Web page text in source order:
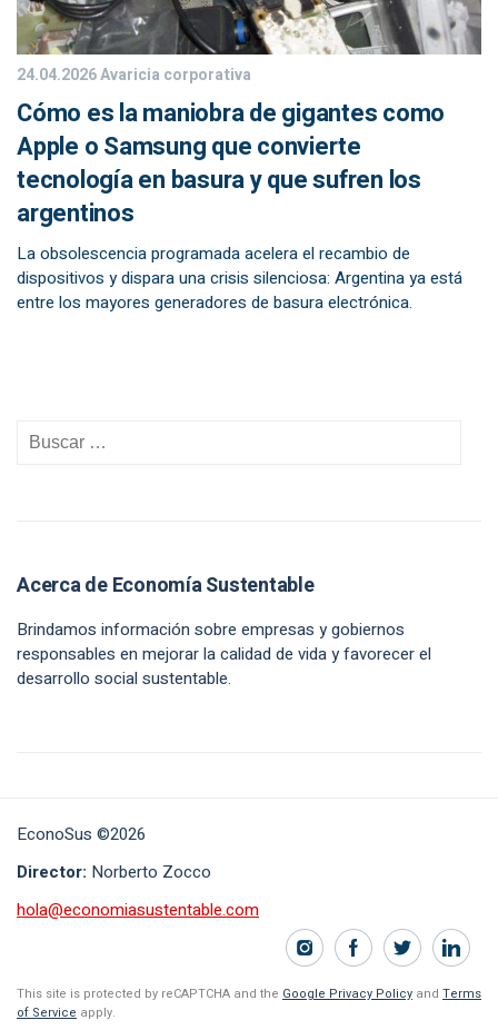
24.04.2026Avaricia corporativa
Cómo es la maniobra de gigantes como
Apple o Samsung que convierte
tecnología en basura y que sufren los
argentinos
La obsolescencia programada acelera el recambio de
dispositivos y dispara una crisis silenciosa: Argentina ya está
entre los mayores generadores de basura electrónica.
Acerca de Economía Sustentable
Brindamos información sobre empresas y gobiernos
responsables en mejorar la calidad de vida y favorecer el
desarrollo social sustentable.
EconoSus ©2026
Director: Norberto Zocco
hola@economiasustentable.com
This site is protected by reCAPTCHA and the Google Privacy Policy and Terms
of Service apply.